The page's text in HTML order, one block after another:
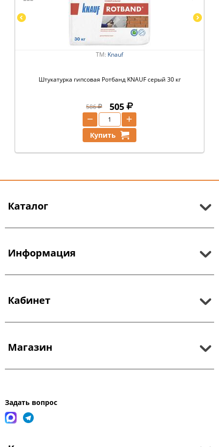
ТМ: Knauf
Штукатурка гипсовая Ротбанд KNAUF серый 30 кг
586 505
+
−
Купить
Каталог
Информация
Кабинет
Магазин
Задать вопрос